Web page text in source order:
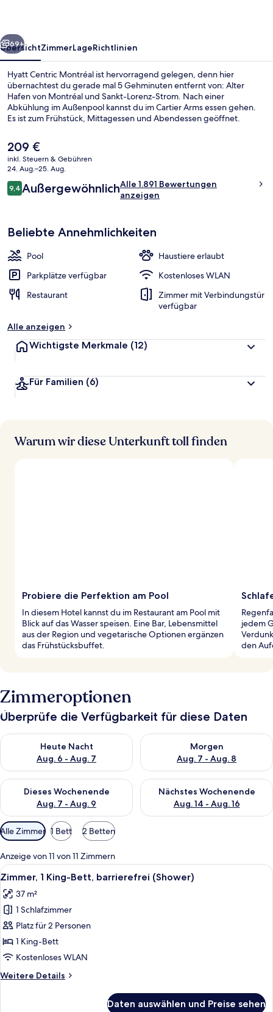
Weiter
69+
ÜbersichtZimmerLageRichtlinien
Hyatt Centric Montréal ist hervorragend gelegen, denn hier
übernachtest du gerade mal 5 Gehminuten entfernt von: Alter
Hafen von Montréal und Sankt-Lorenz-Strom. Nach einer
Abkühlung im Außenpool kannst du im Cartier Arms essen gehen.
Es ist zum Frühstück, Mittagessen und Abendessen geöffnet.
geöffneten Fitnessbereich und eine Loungebar. Andere Reisende
lieben den Pool und das hilfsbereite Personal. Die Unterkunft ist nur
einen kurzen Fußmarsch von den öffentlichen Verkehrsmitteln
entfernt: Zur U-Bahn läuft man 7 Minuten (Station Champ-de-Mars)
bzw. 9 Minuten (Station Berri-UQAM).
Der
aktuelle
Preis
209 €.
209 €
inkl. Steuern & Gebühren
24. Aug.–25. Aug.
Bewertungen
9,49,4 von 10.
AußergewöhnlichAlle 1.891 Bewertungen
anzeigen
Beliebte Annehmlichkeiten
Pool
Haustiere erlaubt
Parkplätze verfügbar
Kostenloses WLAN
Restaurant
Zimmer mit Verbindungstür
verfügbar
Alle anzeigen
Wichtigste Merkmale (12)
Für Familien (6)
Warum wir diese Unterkunft toll finden
Probiere die Perfektion am Pool
In diesem Hotel kannst du im Restaurant am Pool mit
Blick auf das Wasser speisen. Eine Bar, Lebensmittel
aus der Region und vegetarische Optionen ergänzen
das Frühstücksbuffet.
jedem
den
Zimmeroptionen
Überprüfe die Verfügbarkeit für diese Daten
Heute Nacht
Aug. 6 - Aug. 7
Überprüfe die Verfügbarkeit für heute Nacht, Aug. 6 - Aug. 7.
Morgen
Aug. 7 - Aug. 8
Überprüfe die Verfügbarkeit
Dieses Wochenende
Aug. 7 - Aug. 9
Überprüfe die Verfügbarkeit für dieses Wochenende, Aug. 7
Nächstes Wochenende
Aug. 14 - Aug. 16
Überprüfe die Verfügbarkeit
Verfügbare
Filter
für
Zimmer
Alle Zimmer 1 Bett 2 Betten
Anzeige von 11 von 11 Zimmern
Alle
Fotos
für
Zimmer,
1 King-
Bett,
barrierefrei
anzeigen
Ein modernes Hotelzimmer mit
5
Zimmer, 1 King-Bett, barrierefrei (Shower)
37 m²
1 Schlafzimmer
Platz für 2 Personen
1 King-Bett
Kostenloses WLAN
Weitere Details
Weitere
Daten auswählen und Preise sehen